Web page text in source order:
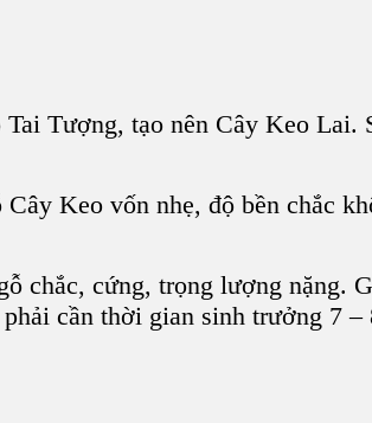
Tượng, tạo nên Cây Keo Lai.
Keo vốn nhẹ, độ bền chắc
chắc, cứng, trọng lượng nặng.
cần thời gian sinh trưởng 7 –